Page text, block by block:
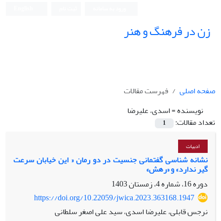
زن در فرهنگ و هنر
صفحه اصلی
فهرست مقالات
نویسنده =اسدی، علیرضا
تعداد مقالات:
1
ادبیات
نشانه شناسی گفتمانی جنسیت در دو رمان « این خیابان سرعت
گیر ندارد» و «رهش»
دوره 16، شماره 4، زمستان 1403
https://doi.org/10.22059/jwica.2023.363168.1947
نرجس قابلی، علیرضا اسدی، سید علی اصغر سلطانی